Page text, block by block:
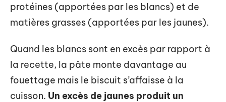
protéines (apportées par les blancs) et de
matières grasses (apportées par les jaunes).
Quand les blancs sont en excès par rapport à
la recette, la pâte monte davantage au
fouettage mais le biscuit s’affaisse à la
cuisson. Un excès de jaunes produit un